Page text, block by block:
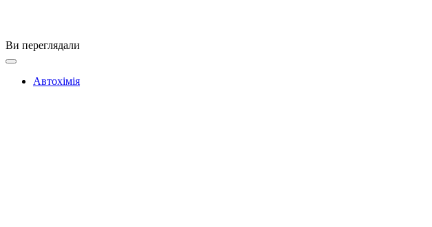
Ви переглядали
Автохімія